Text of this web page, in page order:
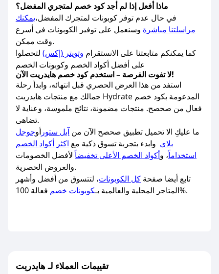
ماذا أفعل إذا لم أجد كود خصم لمتجري المفضل؟
في حال عدم توفر كوبونات لمتجرك المفضل،يمكنك
مراسلتنا مباشرة وسنعمل على توفير الكوبونات في أسرع
وقت ممكن.
كما يمكنكم متابعتنا على الانستقرام وتويتر (إكس) لتحصلوا
على أفضل أكواد الخصم وكوبونات الخصم
لا تفوت الفرصة – استخدم كود خصم هايدريت الآن!
استفد من هذا العرض الحصري قبل انتهائه، وابدأ رحلة
جمالك مع منتجات هايدريت Hydrate المدعومة بكود خصم
فعال من صحصح. منتجات مضمونة، نتائج ملموسة، وعناية لا
تضاهى.
ما عليكِ الا تحميل تطبيق صحصح الآن من آبل ستور أوجوجل
بلاي وابدء بتجربة تسوق ذكية مع اكثر أكواد الخصم
استخداماً، وأكواد الخصم الأعلى تخفيضاًلأفضل الخصومات
والعروض الحصرية.
تابع أيضا صفحة كل الكوبونات، لتتسوق من أفضل وأشهر
المتاجر المحلية والعالمية بـكوبونات خصم فعالة 100%.
تقييمات العملاء لـ هايدريت